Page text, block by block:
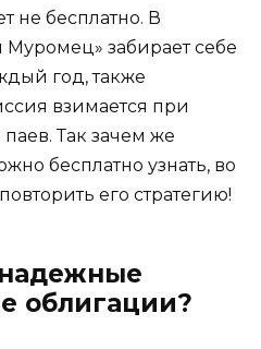
не бесплатно. В
Муромец» забирает себе
год, также
взимается при
Так зачем же
бесплатно узнать, во
его стратегию!
облигации?